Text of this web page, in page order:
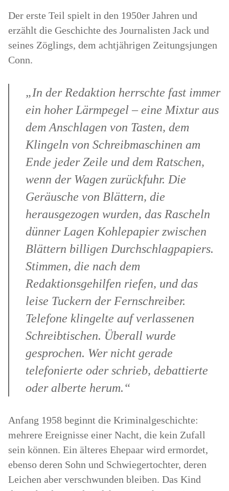
Der erste Teil spielt in den 1950er Jahren und
erzählt die Geschichte des Journalisten Jack und
seines Zöglings, dem achtjährigen Zeitungsjungen
Conn.
„In der Redaktion herrschte fast immer
ein hoher Lärmpegel – eine Mixtur aus
dem Anschlagen von Tasten, dem
Klingeln von Schreibmaschinen am
Ende jeder Zeile und dem Ratschen,
wenn der Wagen zurückfuhr. Die
Geräusche von Blättern, die
herausgezogen wurden, das Rascheln
dünner Lagen Kohlepapier zwischen
Blättern billigen Durchschlagpapiers.
Stimmen, die nach dem
Redaktionsgehilfen riefen, und das
leise Tuckern der Fernschreiber.
Telefone klingelte auf verlassenen
Schreibtischen. Überall wurde
gesprochen. Wer nicht gerade
telefonierte oder schrieb, debattierte
oder alberte herum.“
Anfang 1958 beginnt die Kriminalgeschichte:
mehrere Ereignisse einer Nacht, die kein Zufall
sein können. Ein älteres Ehepaar wird ermordet,
ebenso deren Sohn und Schwiegertochter, deren
Leichen aber verschwunden bleiben. Das Kind